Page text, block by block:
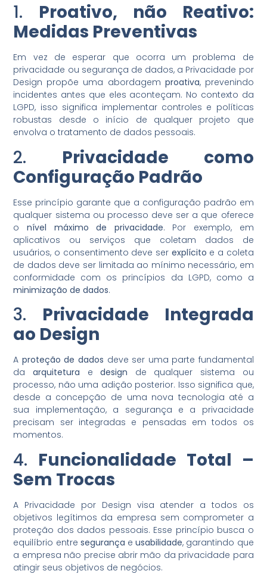
1. Proativo, não Reativo:
Medidas Preventivas
Em vez de esperar que ocorra um problema de
privacidade ou segurança de dados, a Privacidade por
Design propõe uma abordagem proativa, prevenindo
incidentes antes que eles aconteçam. No contexto da
LGPD, isso significa implementar controles e políticas
robustas desde o início de qualquer projeto que
envolva o tratamento de dados pessoais.
2. Privacidade como
Configuração Padrão
Esse princípio garante que a configuração padrão em
qualquer sistema ou processo deve ser a que oferece
o nível máximo de privacidade. Por exemplo, em
aplicativos ou serviços que coletam dados de
usuários, o consentimento deve ser explícito e a coleta
de dados deve ser limitada ao mínimo necessário, em
conformidade com os princípios da LGPD, como a
minimização de dados.
3. Privacidade Integrada
ao Design
A proteção de dados deve ser uma parte fundamental
da arquitetura edesign de qualquer sistema ou
processo, não uma adição posterior. Isso significa que,
desde a concepção de uma nova tecnologia até a
sua implementação, a segurança e a privacidade
precisam ser integradas e pensadas em todos os
momentos.
4. Funcionalidade Total –
Sem Trocas
A Privacidade por Design visa atender a todos os
objetivos legítimos da empresa sem comprometer a
proteção dos dados pessoais. Esse princípio busca o
equilíbrio entre segurança eusabilidade, garantindo que
a empresa não precise abrir mão da privacidade para
atingir seus objetivos de negócios.